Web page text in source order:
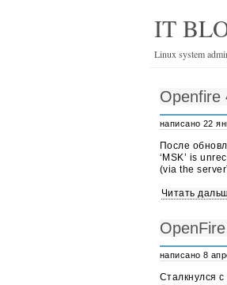
IT
Linux system
Openfire
написано 22
После
‘MSK’ is
(via the
Читать
написано 8
Сталкнулся